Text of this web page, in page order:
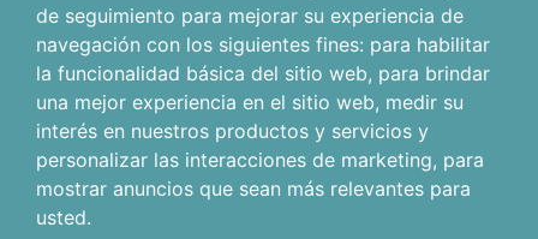
de seguimiento para mejorar su experiencia de
navegación con los siguientes fines: para habilitar
la funcionalidad básica del sitio web, para brindar
una mejor experiencia en el sitio web, medir su
interés en nuestros productos y servicios y
personalizar las interacciones de marketing, para
mostrar anuncios que sean más relevantes para
usted.